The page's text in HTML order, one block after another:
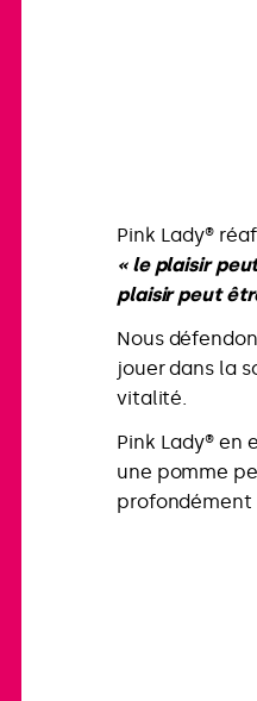
Pink Lady®
« le plaisir
plaisir peut
Nous
jouer dans la
vitalité.
Pink Lady® en
une pomme
profondément